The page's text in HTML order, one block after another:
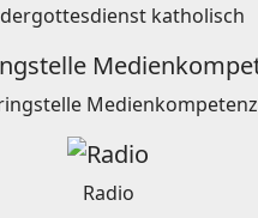
katholisch
Medienkompetenz
Radio